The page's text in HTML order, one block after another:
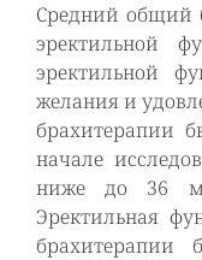
Средний общий
эректильной
эректильной
желания и
брахитерапии
начале
ниже до 36
Эректильная